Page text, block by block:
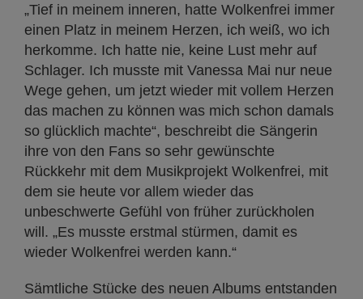
„Tief in meinem inneren, hatte Wolkenfrei immer
einen Platz in meinem Herzen, ich weiß, wo ich
herkomme. Ich hatte nie, keine Lust mehr auf
Schlager. Ich musste mit Vanessa Mai nur neue
Wege gehen, um jetzt wieder mit vollem Herzen
das machen zu können was mich schon damals
so glücklich machte“, beschreibt die Sängerin
ihre von den Fans so sehr gewünschte
Rückkehr mit dem Musikprojekt Wolkenfrei, mit
dem sie heute vor allem wieder das
unbeschwerte Gefühl von früher zurückholen
will. „Es musste erstmal stürmen, damit es
wieder Wolkenfrei werden kann.“
Sämtliche Stücke des neuen Albums entstanden